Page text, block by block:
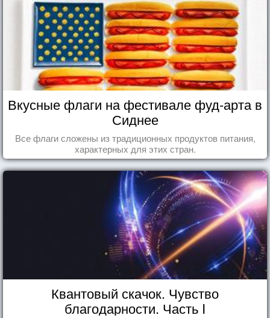
Вкусные флаги на фестивале фуд-арта в
Сиднее
Все флаги сложены из традиционных продуктов питания,
характерных для этих стран.
Квантовый скачок. Чувство
благодарности. Часть I